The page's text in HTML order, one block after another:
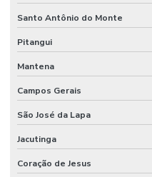
Santo Antônio do Monte
Pitangui
Mantena
Campos Gerais
São José da Lapa
Jacutinga
Coração de Jesus